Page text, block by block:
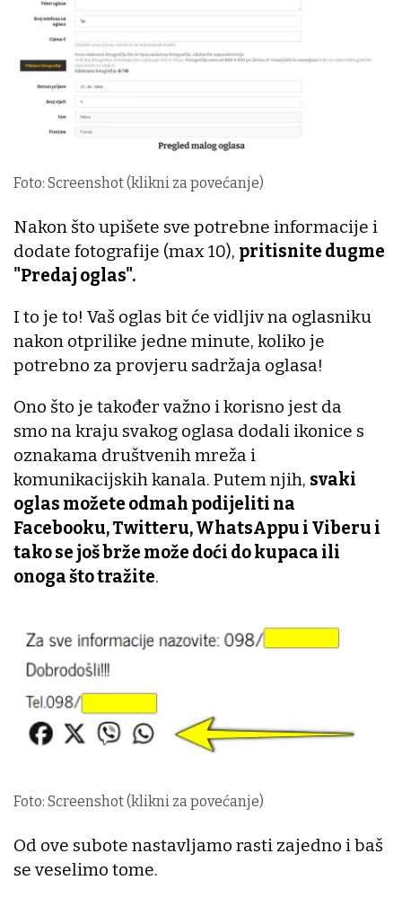
Foto: Screenshot (klikni za povećanje)
Nakon što upišete sve potrebne informacije i
dodate fotografije (max 10), pritisnite dugme
"Predaj oglas".
I to je to! Vaš oglas bit će vidljiv na oglasniku
nakon otprilike jedne minute, koliko je
potrebno za provjeru sadržaja oglasa!
Ono što je također važno i korisno jest da
smo na kraju svakog oglasa dodali ikonice s
oznakama društvenih mreža i
komunikacijskih kanala. Putem njih, svaki
oglas možete odmah podijeliti na
Facebooku, Twitteru, WhatsAppu i Viberu i
tako se još brže može doći do kupaca ili
onoga što tražite.
Foto: Screenshot (klikni za povećanje)
Od ove subote nastavljamo rasti zajedno i baš
se veselimo tome.